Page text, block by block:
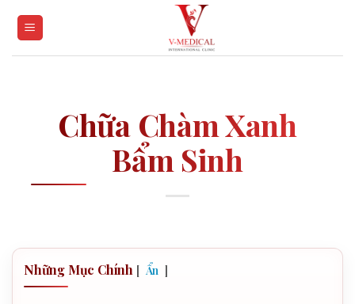
Chữa Chàm Xanh
Bẩm Sinh
Những Mục Chính [ Ẩn ]